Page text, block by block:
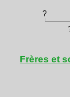
?
Frères et